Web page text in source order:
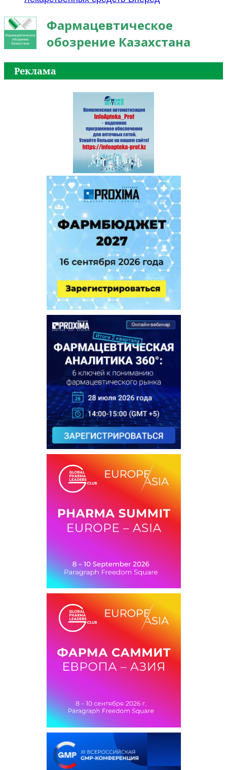
Фармацевтическое
обозрение Казахстана
Реклама